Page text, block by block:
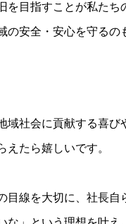
を目指すことが私たち
の安全・安心を守るの
域社会に貢献する喜
えたら嬉しいです。
目線を大切に、社長